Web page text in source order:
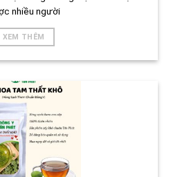
nhiều người
XEM THÊM